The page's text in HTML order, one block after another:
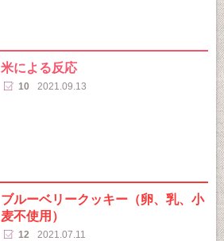
米による反応
10 2021.09.13
ブルーベリークッキー（卵、乳、小
麦不使用）
12 2021.07.11